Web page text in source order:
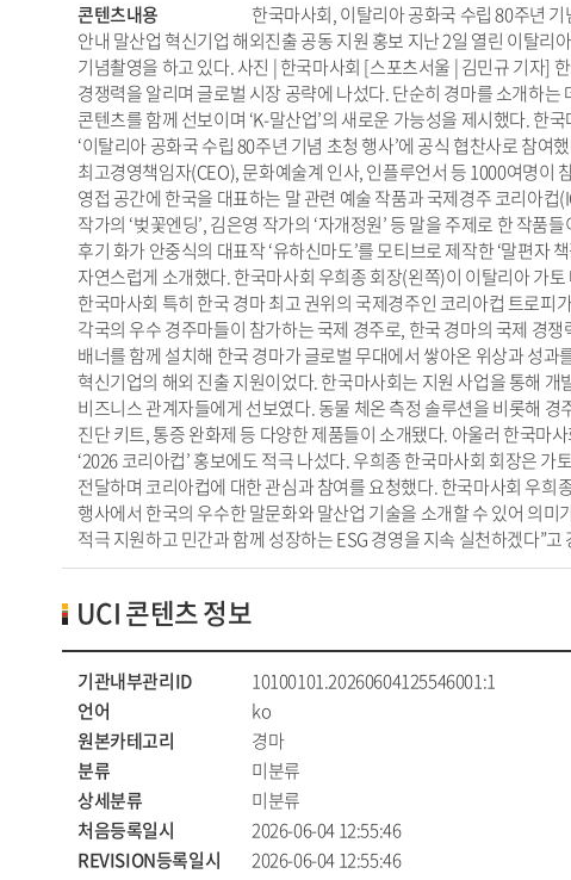
콘텐츠내용
한국마사회, 이탈리아 공화국 수립 80주년
안내 말산업 혁신기업 해외진출 공동 지원 홍보 지난 2일 열린 이탈리
기념촬영을 하고 있다. 사진 | 한국마사회 [스포츠서울 | 김민규 기자]
경쟁력을 알리며 글로벌 시장 공략에 나섰다. 단순히 경마를 소개하
콘텐츠를 함께 선보이며 ‘K-말산업’의 새로운 가능성을 제시했다. 한
‘이탈리아 공화국 수립 80주년 기념 초청 행사’에 공식 협찬사로 참
최고경영책임자(CEO), 문화예술계 인사, 인플루언서 등 1000여명이
영접 공간에 한국을 대표하는 말 관련 예술 작품과 국제경주 코리아
작가의 ‘벚꽃엔딩’, 김은영 작가의 ‘자개정원’ 등 말을 주제로 한 작
후기 화가 안중식의 대표작 ‘유하신마도’를 모티브로 제작한 ‘말편자
자연스럽게 소개했다. 한국마사회 우희종 회장(왼쪽)이 이탈리아 가
한국마사회 특히 한국 경마 최고 권위의 국제경주인 코리아컵 트로피
각국의 우수 경주마들이 참가하는 국제 경주로, 한국 경마의 국제 경
배너를 함께 설치해 한국 경마가 글로벌 무대에서 쌓아온 위상과 성
혁신기업의 해외 진출 지원이었다. 한국마사회는 지원 사업을 통해
비즈니스 관계자들에게 선보였다. 동물 체온 측정 솔루션을 비롯해
진단 키트, 통증 완화제 등 다양한 제품들이 소개됐다. 아울러 한국마
‘2026 코리아컵’ 홍보에도 적극 나섰다. 우희종 한국마사회 회장은 가
전달하며 코리아컵에 대한 관심과 참여를 요청했다. 한국마사회 우희
행사에서 한국의 우수한 말문화와 말산업 기술을 소개할 수 있어 의
적극 지원하고 민간과 함께 성장하는 ESG 경영을 지속 실천하겠다”
UCI 콘텐츠 정보
기관내부관리ID
10100101.20260604125546001:1
언어
ko
원본카테고리
경마
분류
미분류
상세분류
미분류
처음등록일시
2026-06-04 12:55:46
REVISION등록일시
2026-06-04 12:55:46